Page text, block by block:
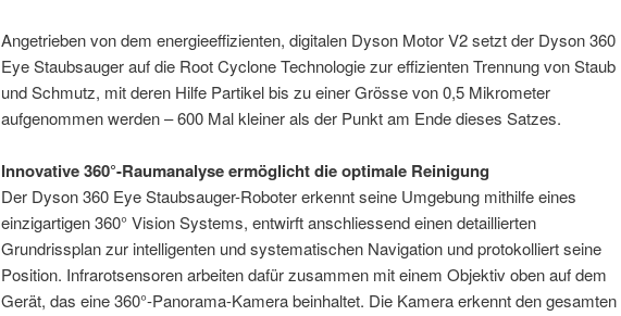
Angetrieben von dem energieeffizienten, digitalen Dyson Motor V2 setzt der Dyson 360
Eye Staubsauger auf die Root Cyclone Technologie zur effizienten Trennung von Staub
und Schmutz, mit deren Hilfe Partikel bis zu einer Grösse von 0,5 Mikrometer
aufgenommen werden – 600 Mal kleiner als der Punkt am Ende dieses Satzes.
Innovative 360°-Raumanalyse ermöglicht die optimale Reinigung
Der Dyson 360 Eye Staubsauger-Roboter erkennt seine Umgebung mithilfe eines
einzigartigen 360° Vision Systems, entwirft anschliessend einen detaillierten
Grundrissplan zur intelligenten und systematischen Navigation und protokolliert seine
Position. Infrarotsensoren arbeiten dafür zusammen mit einem Objektiv oben auf dem
Gerät, das eine 360°-Panorama-Kamera beinhaltet. Die Kamera erkennt den gesamten